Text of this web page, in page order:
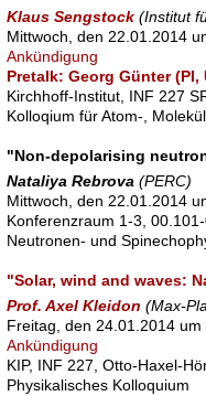
Klaus Sengstock (Institut
Mittwoch, den 22.01.2014
Ankündigung
Pretalk: Georg Günter
Kirchhoff-Institut, INF 227
Kolloqium für Atom-,
"Non-depolarising
Nataliya Rebrova (PERC)
Mittwoch, den 22.01.2014
Konferenzraum 1-3,
Neutronen- und
"Solar, wind and waves:
Prof. Axel Kleidon (Max-
Freitag, den 24.01.2014
Ankündigung
KIP, INF 227, Otto-Haxel-
Physikalisches Kolloquium